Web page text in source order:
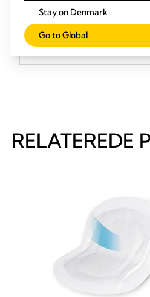
Kildehenvisninger
RELATEREDE
Stay on Denmark
Go to Global